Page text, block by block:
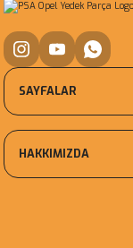
SAYFALAR
HAKKIMIZDA